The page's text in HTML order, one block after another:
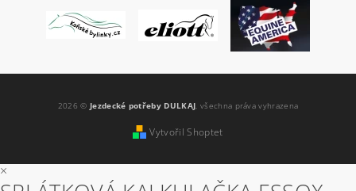
2026 © Jezdecké potřeby DULKAJ , všechna práva vyhrazena
Vytvořil Shoptet
×